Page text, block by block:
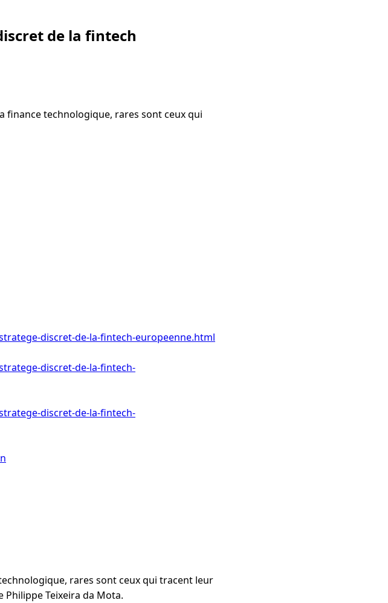
de la fintech
finance technologique, rares sont ceux qui
discret-de-la-fintech-europeenne.html
discret-de-la-fintech-
discret-de-la-fintech-
rares sont ceux qui tracent leur
Teixeira da Mota.